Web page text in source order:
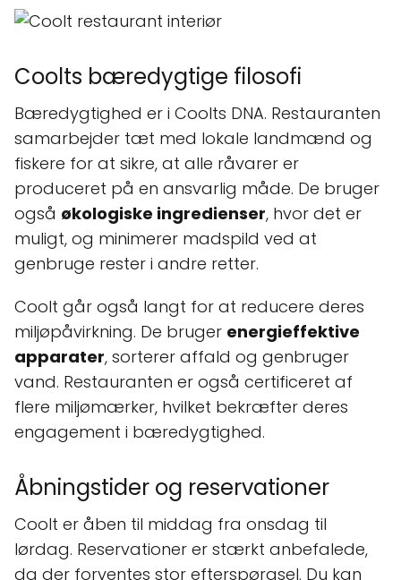
Coolts bæredygtige filosofi
Bæredygtighed er i Coolts DNA. Restauranten
samarbejder tæt med lokale landmænd og
fiskere for at sikre, at alle råvarer er
produceret på en ansvarlig måde. De bruger
også økologiske ingredienser, hvor det er
muligt, og minimerer madspild ved at
genbruge rester i andre retter.
Coolt går også langt for at reducere deres
miljøpåvirkning. De bruger energieffektive
apparater, sorterer affald og genbruger
vand. Restauranten er også certificeret af
flere miljømærker, hvilket bekræfter deres
engagement i bæredygtighed.
Åbningstider og reservationer
Coolt er åben til middag fra onsdag til
lørdag. Reservationer er stærkt anbefalede,
da der forventes stor efterspørgsel. Du kan